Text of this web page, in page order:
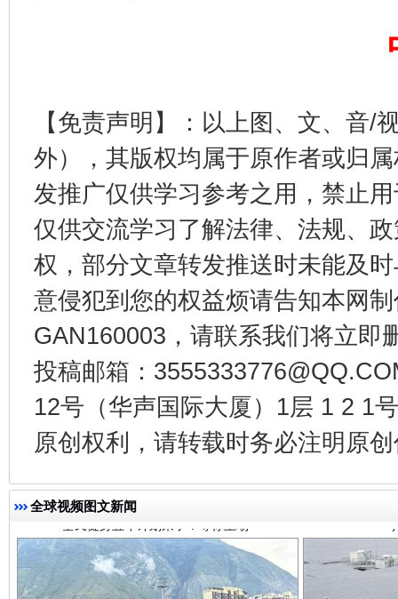
【免责声明】：以上图、文、音/
外），其版权均属于原作者或归
发推广仅供学习参考之用，禁止
仅供交流学习了解法律、法规、
权，部分文章转发推送时未能及
意侵犯到您的权益烦请告知本网
GAN160003，请联系我们将立即
投稿邮箱：
12号（华声国际大厦）1层 1 2 1
原创权利，请转载时务必注明原
全球视频图文新闻
受贿1.44亿！段成刚被判无期 从幼
全民健身五年计划来了！等你上场